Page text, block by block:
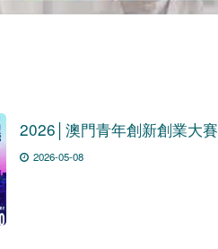
2026│澳門青年創新創業大賽
2026-05-08